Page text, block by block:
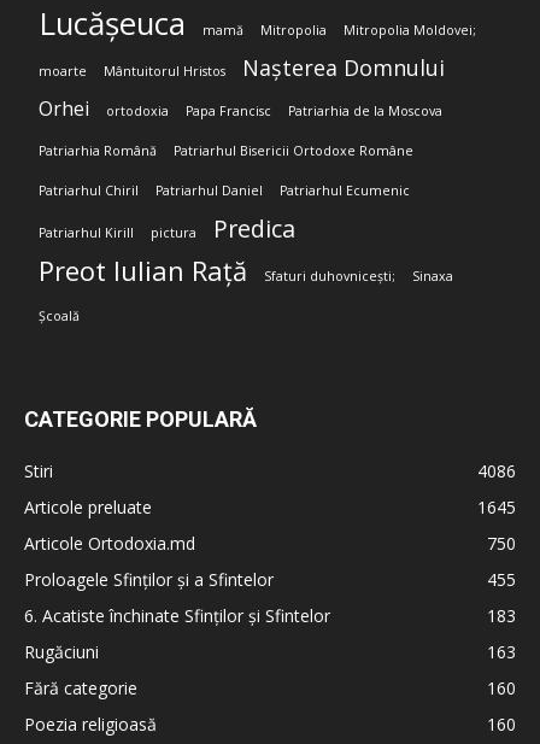
Lucășeuca mamă Mitropolia Mitropolia Moldovei;
moarte Mântuitorul Hristos Nașterea Domnului
Orhei ortodoxia Papa Francisc Patriarhia de la Moscova
Patriarhia Română Patriarhul Bisericii Ortodoxe Române
Patriarhul Chiril Patriarhul Daniel Patriarhul Ecumenic
Patriarhul Kirill pictura Predica
Preot Iulian Rață Sfaturi duhovnicești; Sinaxa
Școală
CATEGORIE POPULARĂ
Stiri
4086
Articole preluate
1645
Articole Ortodoxia.md
750
Proloagele Sfinților și a Sfintelor
455
6. Acatiste închinate Sfinților și Sfintelor
183
Rugăciuni
163
Fără categorie
160
Poezia religioasă
160